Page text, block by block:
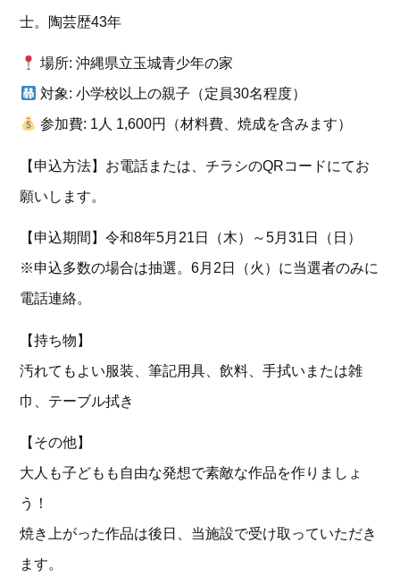
士。陶芸歴43年
場所: 沖縄県立玉城青少年の家
対象: 小学校以上の親子（定員30名程度）
参加費: 1人 1,600円（材料費、焼成を含みます）
【申込方法】お電話または、チラシのQRコードにてお
願いします。
【申込期間】令和8年5月21日（木）～5月31日（日）
※申込多数の場合は抽選。6月2日（火）に当選者のみに
電話連絡。
【持ち物】
汚れてもよい服装、筆記用具、飲料、手拭いまたは雑
巾、テーブル拭き
【その他】
大人も子どもも自由な発想で素敵な作品を作りましょ
う！
焼き上がった作品は後日、当施設で受け取っていただき
ます。